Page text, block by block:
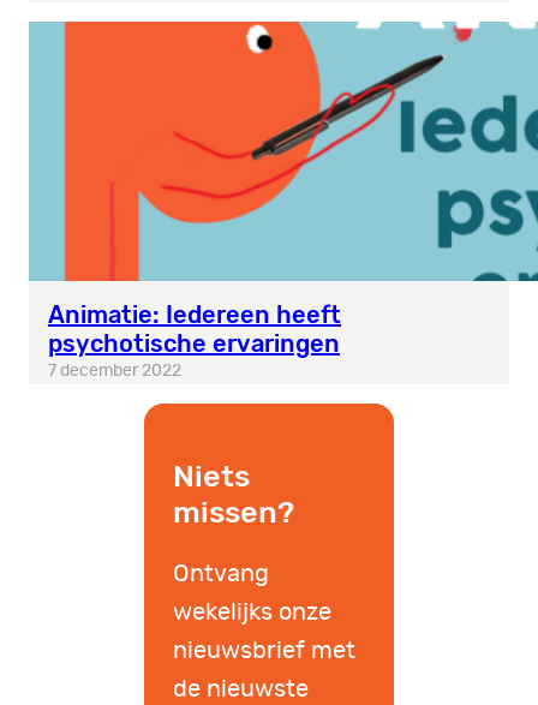
Animatie: Iedereen heeft
psychotische ervaringen
7 december 2022
Niets
missen?
Ontvang
wekelijks onze
nieuwsbrief met
de nieuwste